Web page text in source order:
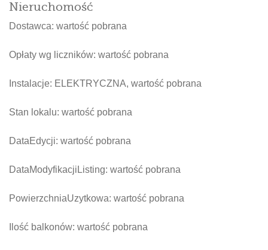
Nieruchomość
Dostawca: wartość pobrana
Opłaty wg liczników: wartość pobrana
Instalacje: ELEKTRYCZNA, wartość pobrana
Stan lokalu: wartość pobrana
DataEdycji: wartość pobrana
DataModyfikacjiListing: wartość pobrana
PowierzchniaUzytkowa: wartość pobrana
Ilość balkonów: wartość pobrana